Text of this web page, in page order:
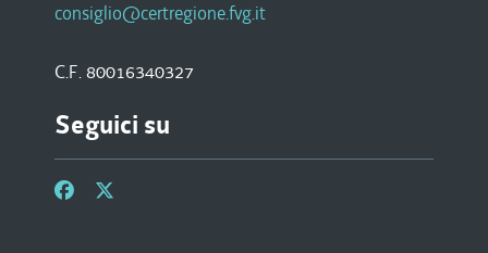
consiglio@certregione.fvg.it
C.F. 80016340327
Seguici su